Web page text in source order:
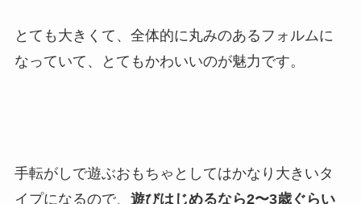
とても大きくて、全体的に丸みのあるフォルムに
なっていて、とてもかわいいのが魅力です。
手転がしで遊ぶおもちゃとしてはかなり大きいタ
イプになるので、 遊びはじめるなら2〜3歳ぐらい